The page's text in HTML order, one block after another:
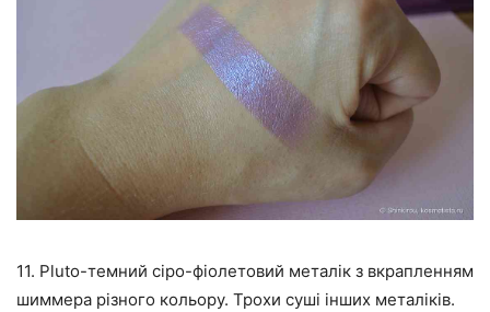
11. Pluto-темний сіро-фіолетовий металік з вкрапленням
шиммера різного кольору. Трохи суші інших металіків.